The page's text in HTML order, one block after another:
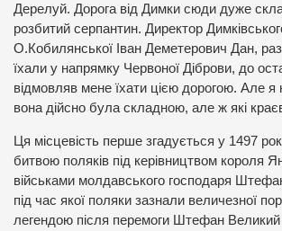
Дерелуй. Дорога від Димки сюди дуже
розбитий серпантин. Директор
О.Кобилянської Іван Деметерович Дан,
їхали у напрямку Червоної Діброви, до
відмовляв мене їхати цією дорогою. Але я
вона дійсно була складною, але ж які
Ця місцевість перше згадується у 1497
битвою поляків під керівництвом короля
військами молдавського господаря
під час якої поляки зазнали величезної
легендою після перемоги Штефан Великий